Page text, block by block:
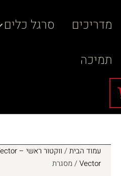
מדריכים
סרגל כלים
תמיכה
עמוד הבית/ ווקטור ראשי – Main Vector
Vector/ מסגרת